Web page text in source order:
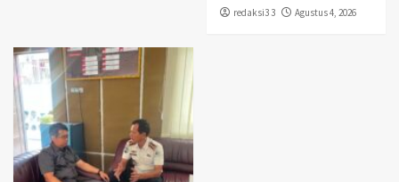
redaksi3 3 Agustus 4, 2026